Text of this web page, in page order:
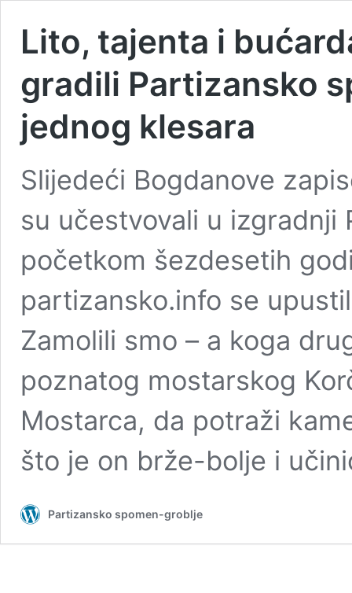
Lito, tajenta i
gradili Partizansko
jednog klesara
Slijedeći Bogdanove
su učestvovali u
početkom šezdesetih
partizansko.info se
Zamolili smo – a koga
poznatog mostarskog
Mostarca, da potraži
što je on brže-bolje i
Partizansko spomen-groblje